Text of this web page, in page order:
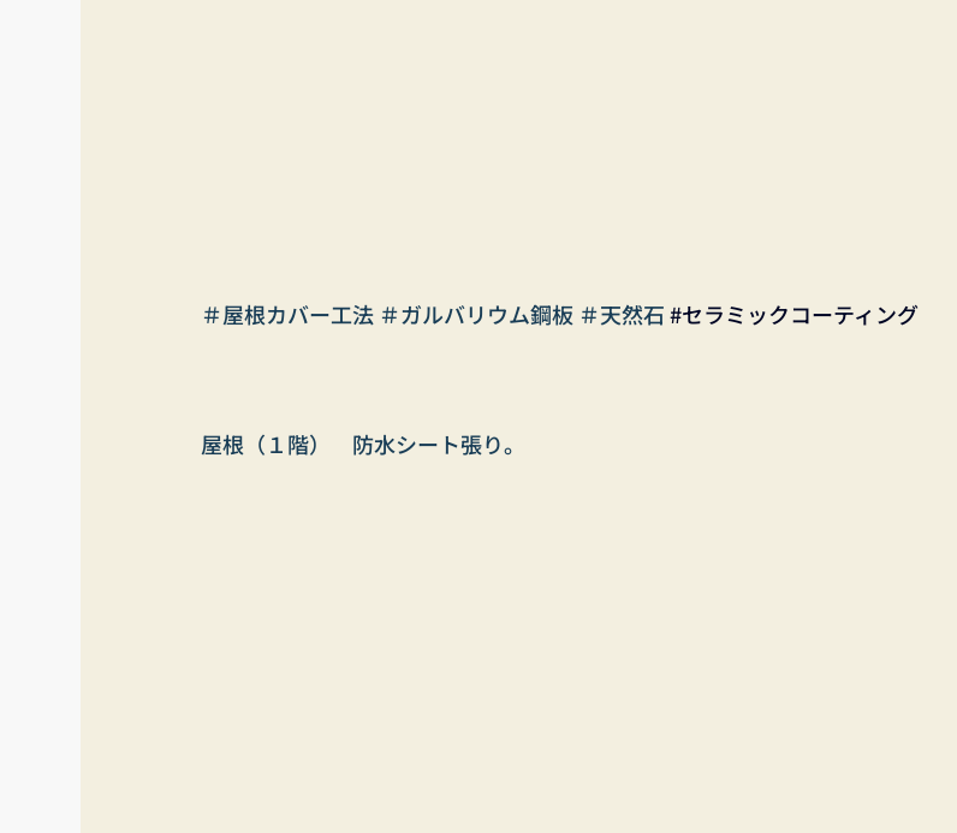
＃屋根カバー工法 ＃ガルバリウム鋼板 ＃天然石 #セラミックコーティング
屋根（１階）　防水シート張り。